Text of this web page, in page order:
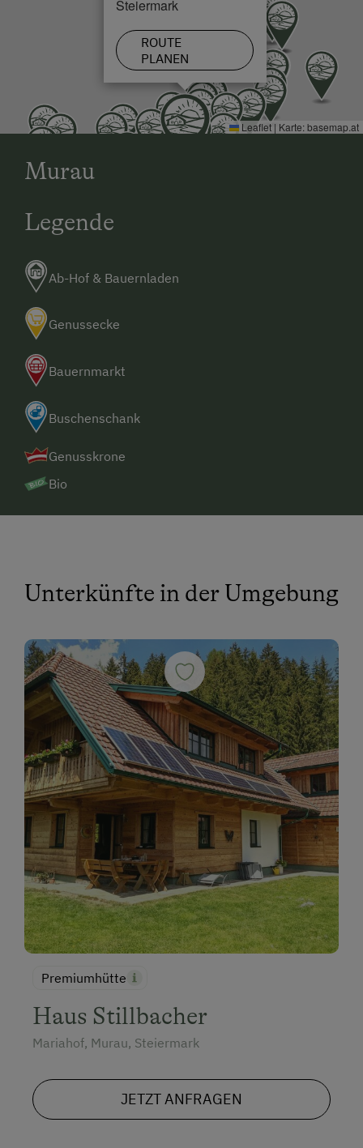
Aktivurlaub
Wandern
Badeurlaub
Urlaub für Familien
Besondere Unterkünfte
Steiermark
ROUTE
PLANEN
Leaflet | Karte:basemap.at
Murau
Legende
Ab-Hof & Bauernladen
Genussecke
Bauernmarkt
Buschenschank
Genusskrone
Bio
Unterkünfte in der Umgebung
Premiumhütte
Haus Stillbacher
Mariahof, Murau, Steiermark
JETZT ANFRAGEN